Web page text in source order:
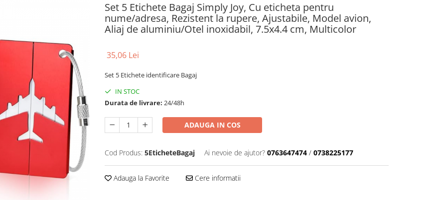
Set 5 Etichete Bagaj Simply Joy, Cu eticheta pentru
nume/adresa, Rezistent la rupere, Ajustabile, Model avion,
Aliaj de aluminiu/Otel inoxidabil, 7.5x4.4 cm, Multicolor
35,06 Lei
Set 5 Etichete identificare Bagaj
IN STOC
Durata de livrare: 24/48h
ADAUGA IN COS
Cod Produs: 5EticheteBagaj Ai nevoie de ajutor? 0763647474 / 0738225177
Adauga la Favorite Cere informatii